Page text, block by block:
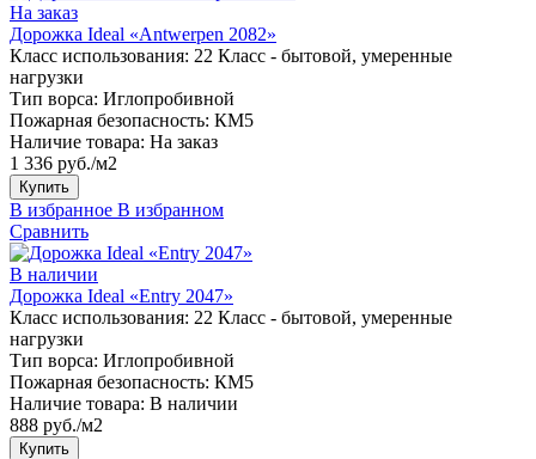
На заказ
Дорожка Ideal «Antwerpen 2082»
Класс использования: 22 Класс - бытовой, умеренные
нагрузки
Тип ворса: Иглопробивной
Пожарная безопасность: КМ5
Наличие товара: На заказ
1 336 руб./м2
Купить
В избранное В избранном
Сравнить
В наличии
Дорожка Ideal «Entry 2047»
Класс использования: 22 Класс - бытовой, умеренные
нагрузки
Тип ворса: Иглопробивной
Пожарная безопасность: КМ5
Наличие товара: В наличии
888 руб./м2
Купить